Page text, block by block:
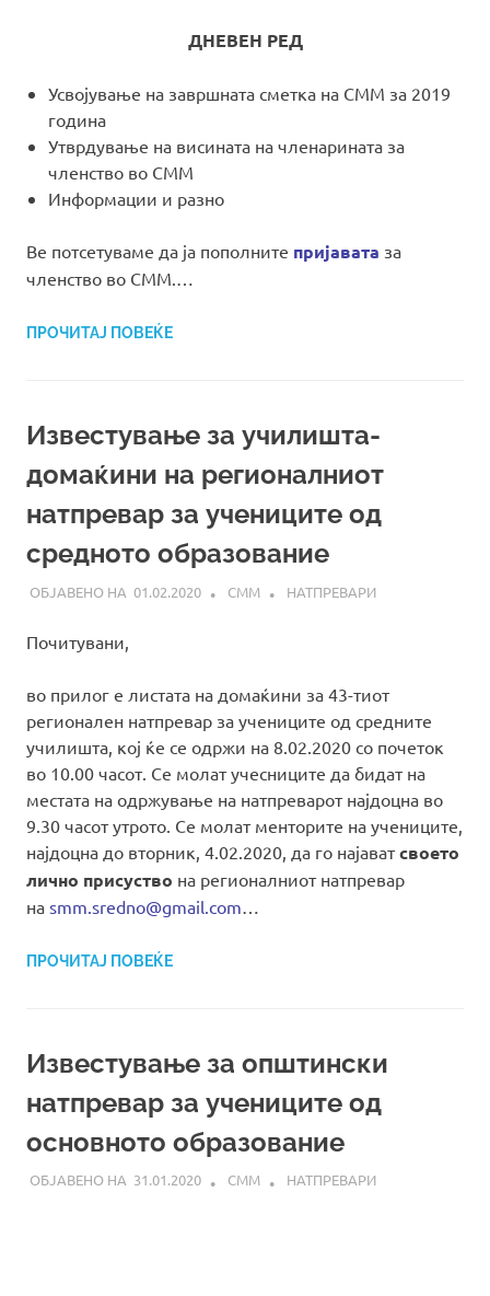
ДНЕВЕН РЕД
Усвојување на завршната сметка на СММ за 2019
година
Утврдување на висината на членарината за
членство во СММ
Информации и разно
Ве потсетуваме да ја пополните пријавата за
членство во СММ.…
ПРОЧИТАЈ ПОВЕЌЕ
Известување за училишта-
домаќини на регионалниот
натпревар за учениците од
средното образование
01.02.2020 СММ НАТПРЕВАРИ
Почитувани,
во прилог е листата на домаќини за 43-тиот
регионален натпревар за учениците од средните
училишта, кој ќе се одржи на 8.02.2020 со почеток
во 10.00 часот. Се молат учесниците да бидат на
местата на одржување на натпреварот најдоцна во
9.30 часот утрото. Се молат менторите на учениците,
најдоцна до вторник, 4.02.2020, да го најаватсвоето
лично присуство на регионалниот натпревар
на smm.sredno@gmail.com
ПРОЧИТАЈ ПОВЕЌЕ
Известување за општински
натпревар за учениците од
основното образование
31.01.2020 СММ НАТПРЕВАРИ